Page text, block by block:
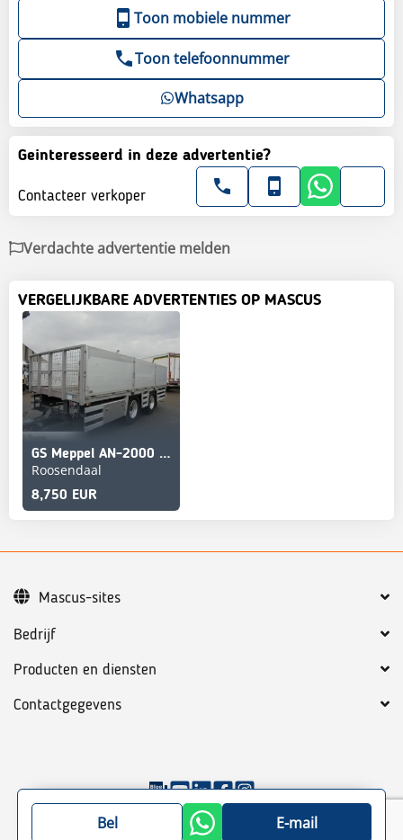
Toon mobiele nummer
Toon telefoonnummer
Whatsapp
Geinteresseerd in deze advertentie?
Contacteer verkoper
Verdachte advertentie melden
VERGELIJKBARE ADVERTENTIES OP MASCUS
GS Meppel AN-2000 2 axle
Roosendaal
8,750 EUR
Bedrijf
Producten en diensten
Contactgegevens
Mascus Algemene voorwaarden Privacy policy
Mascus-sites
Bel E-mail